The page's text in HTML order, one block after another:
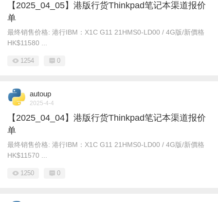
【2025_04_05】港版行货Thinkpad笔记本渠道报价
单
最终销售价格: 港行IBM： X1C G11 21HMS0-LD00 / 4G版/新價格
HK$11580 ...
1254 0
autoup
2025-4-4
【2025_04_04】港版行货Thinkpad笔记本渠道报价
单
最终销售价格: 港行IBM： X1C G11 21HMS0-LD00 / 4G版/新價格
HK$11570 ...
1250 0